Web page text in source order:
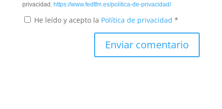
privacidad. https://www.fedtfm.es/politica-de-privacidad/
He leído y acepto la Política de privacidad *